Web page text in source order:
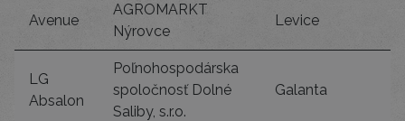
Avenue
AGROMARKT
Nýrovce
Levice
LG
Absalon
Poľnohospodárska
spoločnosť Dolné
Saliby, s.r.o.
Galanta